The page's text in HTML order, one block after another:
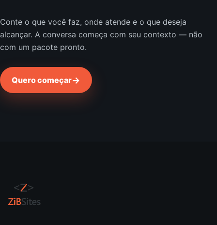
Conte o que você faz, onde atende e o que deseja
alcançar. A conversa começa com seu contexto — não
com um pacote pronto.
Quero começar→